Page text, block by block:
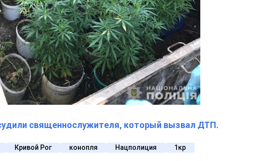
священнослужителя, который вызвал ДТП.
Кривой Рог конопля Нацполиция 1кр